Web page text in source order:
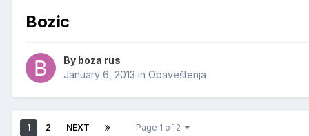
Bozic
By boza rus
January 6, 2013 in Obaveštenja
1 2 NEXT Page 1 of 2